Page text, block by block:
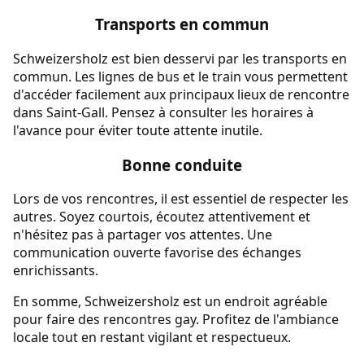
Transports en commun
Schweizersholz est bien desservi par les transports en
commun. Les lignes de bus et le train vous permettent
d'accéder facilement aux principaux lieux de rencontre
dans Saint-Gall. Pensez à consulter les horaires à
l'avance pour éviter toute attente inutile.
Bonne conduite
Lors de vos rencontres, il est essentiel de respecter les
autres. Soyez courtois, écoutez attentivement et
n'hésitez pas à partager vos attentes. Une
communication ouverte favorise des échanges
enrichissants.
En somme, Schweizersholz est un endroit agréable
pour faire des rencontres gay. Profitez de l'ambiance
locale tout en restant vigilant et respectueux.